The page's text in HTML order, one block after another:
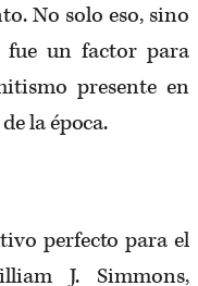
No solo eso, sino
un factor para
presente en
la época.
perfecto para el
J. Simmons,